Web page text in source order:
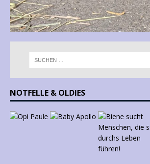
NOTFELLE & OLDIES